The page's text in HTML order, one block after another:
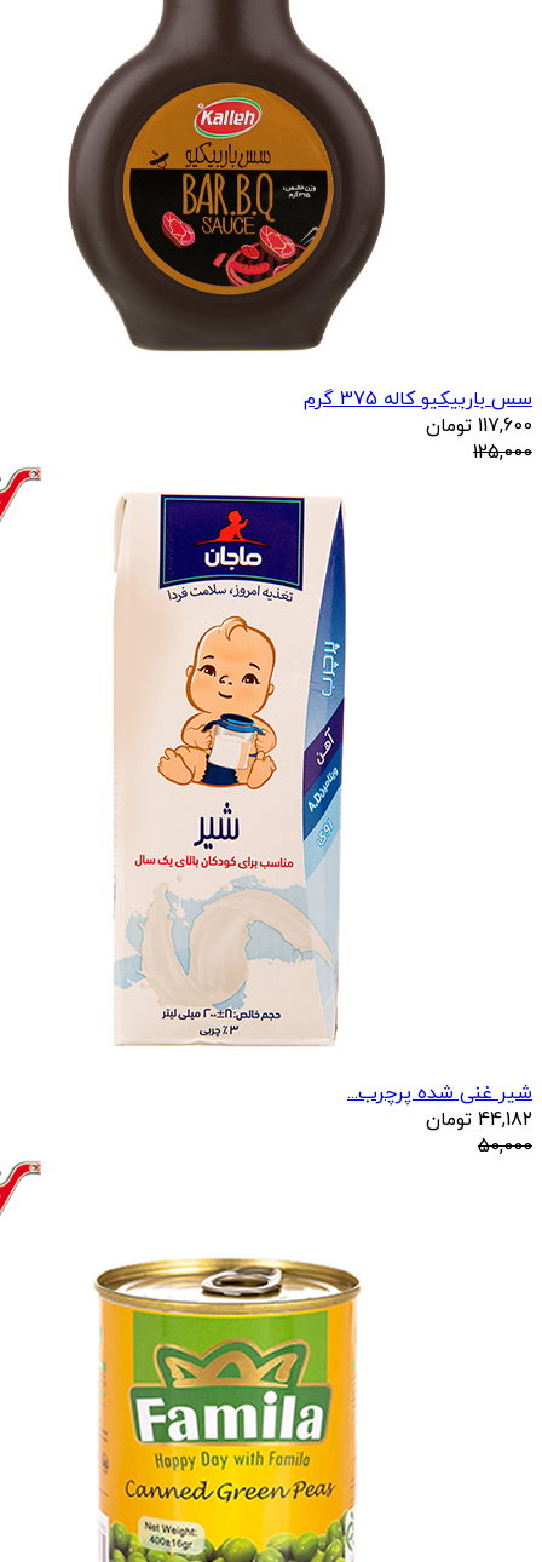
سس باربیکیو کاله 375 گرم
117,600 تومان
125,000
شیر غنی شده پرچرب...
44,182 تومان
50,000